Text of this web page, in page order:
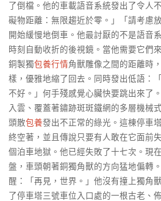
了倒檔。他的車載語音系統發出了令人
礙物距離：無限趨近於零。」「請考慮
開始緩慢地倒車。他最討厭的不是語音
時刻自動收折的後視鏡。當他需要它們
銅製獨包養行情角獸雕像之間的距離時
樣，優雅地縮了回去。同時發出低語：
不好。」何手殘感覺心臟快要跳出來了
入雲、覆蓋著鏽跡斑斑鐵網的多層機械
頭散包養發出不正常的綠光。這棟停車
終空著，並且傳說只要有人敢在它面前
個泊車地獄。他已經失敗了十七次。現
盤，車頭朝著銅獨角獸的方向猛地偏轉
醒：「再見，世界。」他沒有撞上獨角
了停車塔三號車位入口處的一根古老、